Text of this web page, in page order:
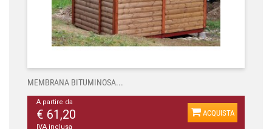
MEMBRANA BITUMINOSA...
A partire da
€ 61,20
IVA inclusa
ACQUISTA